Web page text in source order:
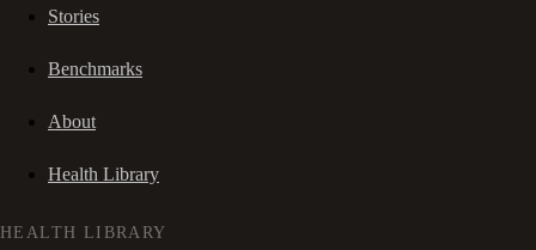
Stories
Benchmarks
About
Health Library
HEALTH LIBRARY